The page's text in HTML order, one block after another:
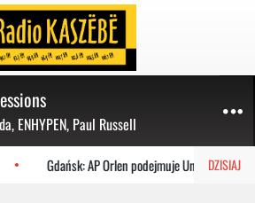
ENHYPEN, Paul Russell
DZISIAJ
Gdańsk: AP Orlen podejmuje Uniwersytet